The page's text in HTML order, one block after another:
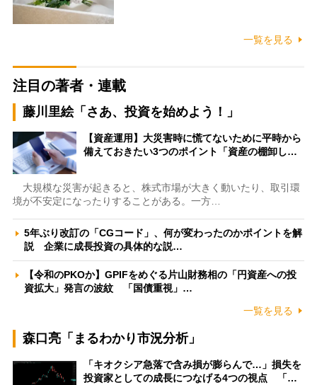
一覧を見る
注目の著者・連載
藤川里絵「さあ、投資を始めよう！」
【資産運用】大災害時に慌てないために平時から
備えておきたい3つのポイント「資産の棚卸し…
大規模な災害が起きると、株式市場が大きく動いたり、取引環
境が不安定になったりすることがある。一方…
5年ぶり改訂の「CGコード」、何が変わったのかポイントを解
説 企業に成長投資の具体的な説…
【令和のPKOか】GPIFをめぐる片山財務相の「円資産への投
資拡大」発言の波紋 「国債重視」…
一覧を見る
森口亮「まるわかり市況分析」
「キオクシア急落で含み損が膨らんで…」損失を
投資家としての成長につなげる4つの視点 「…